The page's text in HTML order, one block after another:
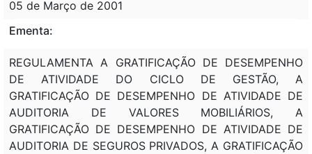
05 de Março de 2001
Ementa:
REGULAMENTA A GRATIFICAÇÃO DE DESEMPENHO
DE ATIVIDADE DO CICLO DE GESTÃO, A
GRATIFICAÇÃO DE DESEMPENHO DE ATIVIDADE DE
AUDITORIA DE VALORES MOBILIÁRIOS, A
GRATIFICAÇÃO DE DESEMPENHO DE ATIVIDADE DE
AUDITORIA DE SEGUROS PRIVADOS, A GRATIFICAÇÃO